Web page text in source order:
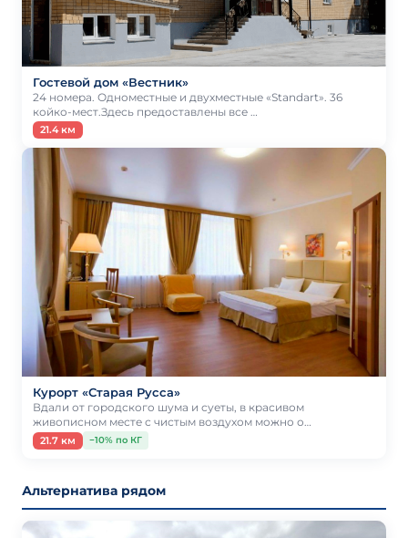
Гостевой дом «Вестник»
24 номера. Одноместные и двухместные «Standart». 36
койко-мест.Здесь предоставлены все …
21.4 км
Курорт «Старая Русса»
Вдали от городского шума и суеты, в красивом
живописном месте с чистым воздухом можно о…
21.7 км −10% по КГ
Альтернатива рядом